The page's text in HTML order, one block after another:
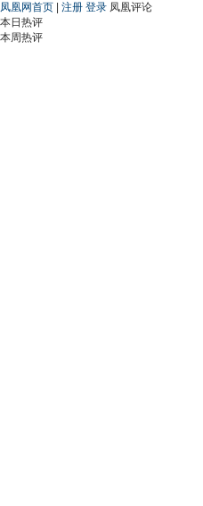
凤凰网首页 注册 登录 凤凰评论
本日热评
本周热评